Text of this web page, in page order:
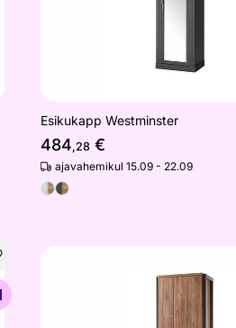
Esikukapp Westminster
484,28 €
ajavahemikul 15.09 - 22.09